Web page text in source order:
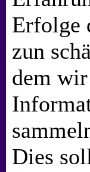
Erfolge
zun
dem
Dies